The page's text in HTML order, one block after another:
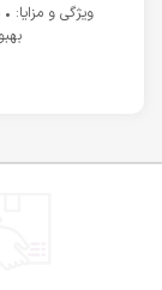
ویژگی و